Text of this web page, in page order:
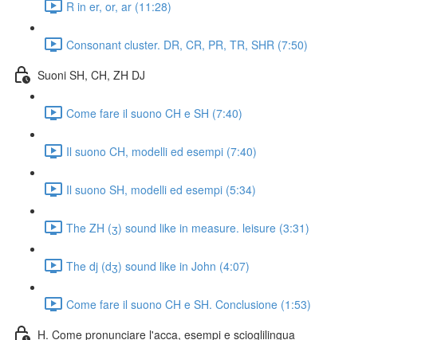
R in er, or, ar (11:28)
Consonant cluster. DR, CR, PR, TR, SHR (7:50)
Suoni SH, CH, ZH DJ
Come fare il suono CH e SH (7:40)
Il suono CH, modelli ed esempi (7:40)
Il suono SH, modelli ed esempi (5:34)
The ZH (ʒ) sound like in measure. leisure (3:31)
The dj (dʒ) sound like in John (4:07)
Come fare il suono CH e SH. Conclusione (1:53)
H. Come pronunciare l'acca, esempi e scioglilingua